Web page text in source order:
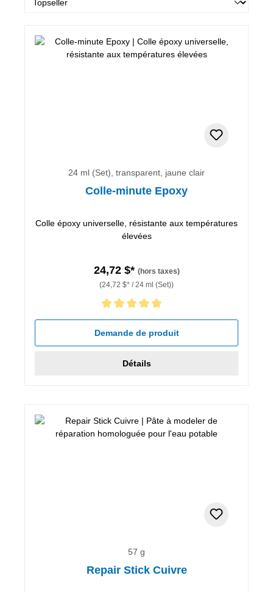
24 ml (Set), transparent, jaune clair
Colle-minute Epoxy
Colle époxy universelle, résistante aux températures
élevées
24,72 $* (hors taxes)
(24,72 $* / 24 ml (Set))
Note moyenne de 5 sur 5 étoiles
Demande de produit
Détails
57 g
Repair Stick Cuivre